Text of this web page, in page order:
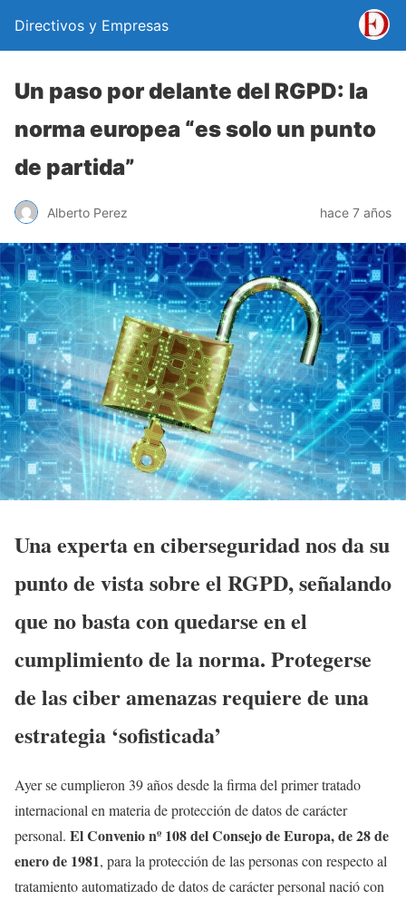
Directivos y Empresas
Un paso por delante del RGPD: la
norma europea “es solo un punto
de partida”
Alberto Perez hace 7 años
Una experta en ciberseguridad nos da su
punto de vista sobre el RGPD, señalando
que no basta con quedarse en el
cumplimiento de la norma. Protegerse
de las ciber amenazas requiere de una
estrategia ‘sofisticada’
Ayer se cumplieron 39 años desde la firma del primer tratado
internacional en materia de protección de datos de carácter
personal. El Convenio nº 108 del Consejo de Europa, de 28 de
enero de 1981, para la protección de las personas con respecto al
tratamiento automatizado de datos de carácter personal nació con